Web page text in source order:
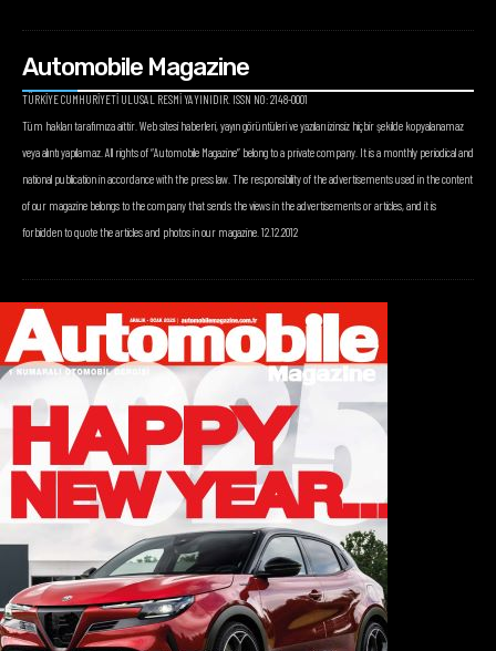
Automobile Magazine
TÜRKİYE CUMHURİYETİ ULUSAL RESMİ YAYINIDIR. ISSN NO: 2148-0001
Tüm hakları tarafımıza aittir. Web sitesi haberleri, yayın görüntüleri ve yazıları izinsiz hiçbir şekilde kopyalanamaz
veya alıntı yapılamaz. All rights of “Automobile Magazine” belong to a private company. It is a monthly periodical and
national publication in accordance with the press law. The responsibility of the advertisements used in the content
of our magazine belongs to the company that sends the views in the advertisements or articles, and it is
forbidden to quote the articles and photos in our magazine. 12.12.2012